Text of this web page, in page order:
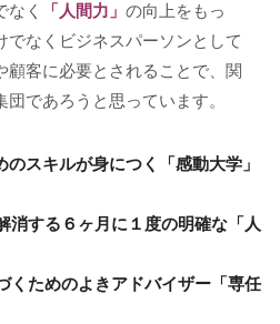
なく 「人間力」 の向上をもっ
でなくビジネスパーソンとして
顧客に必要とされることで、関
であろうと思っています。
スキルが身につく「感動大学」
消する６ヶ月に１度の明確な「人
くためのよきアドバイザー「専任